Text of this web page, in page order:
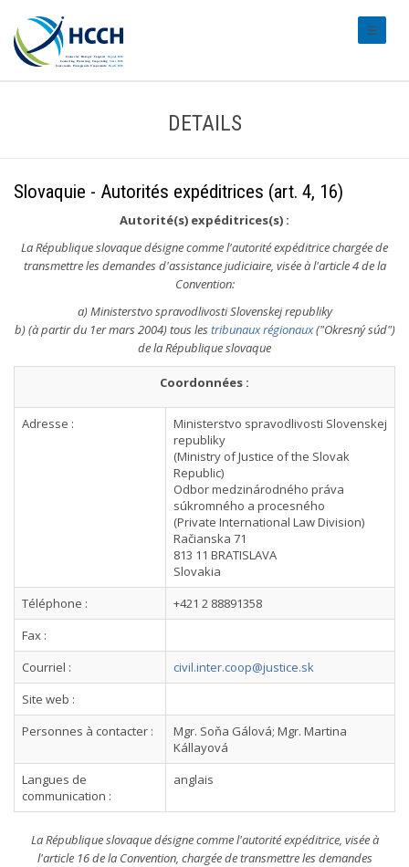
DETAILS
Slovaquie - Autorités expéditrices (art. 4, 16)
Autorité(s) expéditrices(s) :
La République slovaque désigne comme l'autorité expéditrice chargée de
transmettre les demandes d'assistance judiciaire, visée à l'article 4 de la
Convention:
a) Ministerstvo spravodlivosti Slovenskej republiky
b) (à partir du 1er mars 2004) tous lestribunaux régionaux("Okresný súd")
de la République slovaque
Coordonnées :
Adresse :
Ministerstvo spravodlivosti Slovenskej
republiky
(Ministry of Justice of the Slovak
Republic)
Odbor medzinárodného práva
súkromného a procesného
(Private International Law Division)
Račianska 71
813 11 BRATISLAVA
Slovakia
Téléphone :
+421 2 88891358
Fax :
Courriel :
civil.inter.coop@justice.sk
Site web :
Personnes à contacter :
Mgr. Soňa Gálová; Mgr. Martina
Kállayová
Langues de
communication :
anglais
La République slovaque désigne comme l'autorité expéditrice, visée à
l'article 16 de la Convention, chargée de transmettre les demandes